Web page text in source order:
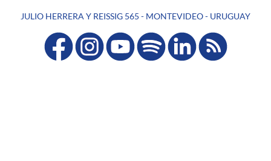
JULIO HERRERA Y REISSIG 565 - MONTEVIDEO - URUGUAY